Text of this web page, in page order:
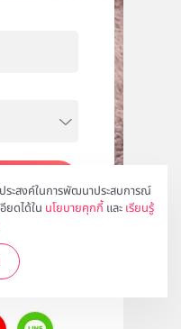
ะสงค์ในการพัฒนาประสบการณ์
ยดได้ใน นโยบายคุกกี้ และ เรียนรู้
ด้ที่